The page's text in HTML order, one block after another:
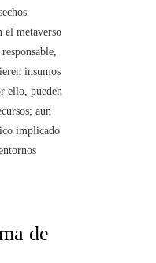
el metaverso
insumos
ello, pueden
aun
implicado
de